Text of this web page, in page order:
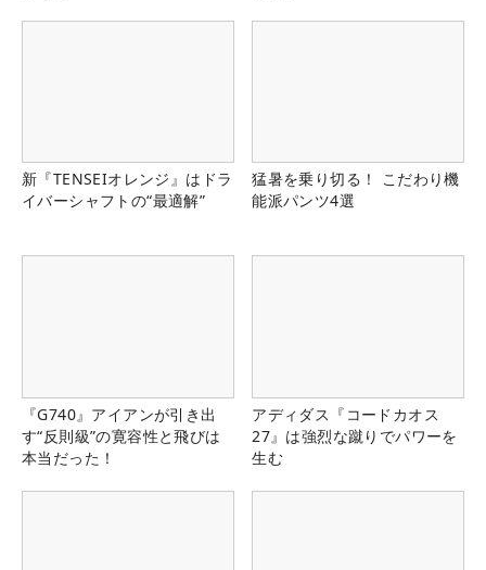
新『TENSEIオレンジ』はドラ
イバーシャフトの“最適解”
猛暑を乗り切る！ こだわり機
能派パンツ4選
『G740』アイアンが引き出
す“反則級”の寛容性と飛びは
本当だった！
アディダス『コードカオス
27』は強烈な蹴りでパワーを
生む